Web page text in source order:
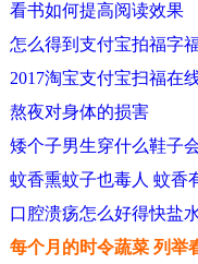
看书如何提高阅读效果
怎么得到支付宝拍福字
2017淘宝支付宝扫福在
熬夜对身体的损害
矮个子男生穿什么鞋子
蚊香熏蚊子也毒人 蚊香
口腔溃疡怎么好得快盐
每个月的时令蔬菜 列举